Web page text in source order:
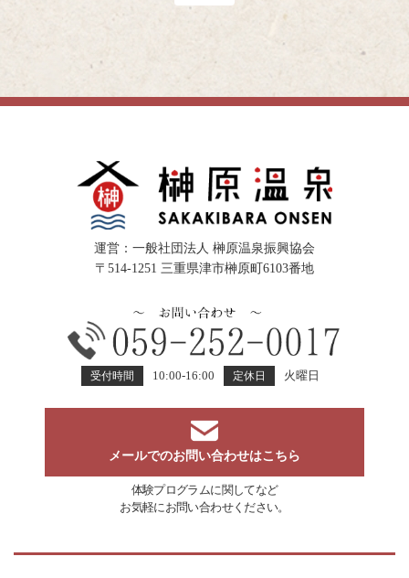
運営：一般社団法人 榊原温泉振興協会
〒514-1251 三重県津市榊原町6103番地
受付時間 10:00-16:00 定休日 火曜日
メールでのお問い合わせはこちら
体験プログラムに関してなど
お気軽にお問い合わせください。